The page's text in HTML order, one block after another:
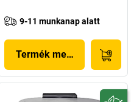
9-11 munkanap alatt
Termék megjelenítése